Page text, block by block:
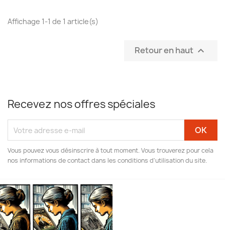
Affichage 1-1 de 1 article(s)
Retour en haut 
Recevez nos offres spéciales
Vous pouvez vous désinscrire à tout moment. Vous trouverez pour cela
nos informations de contact dans les conditions d'utilisation du site.